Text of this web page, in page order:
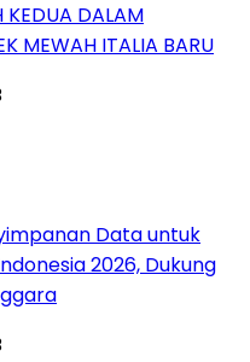
KEDUA DALAM
MEWAH ITALIA BARU
Data untuk
2026, Dukung